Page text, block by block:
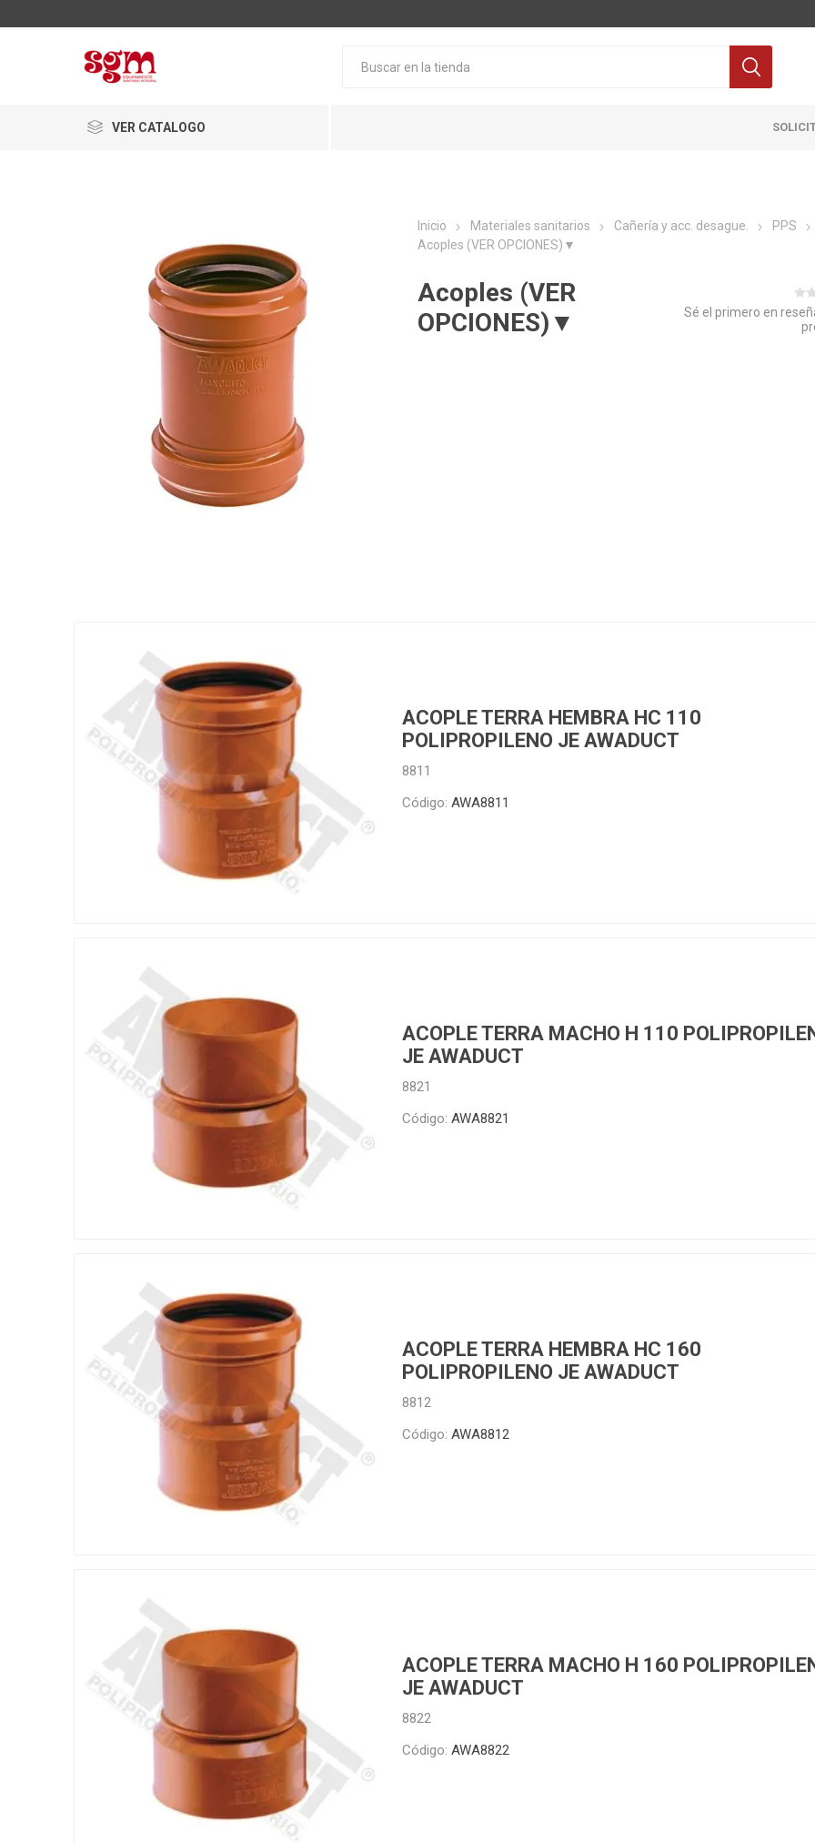
VER CATALOGO
Cocina
Pisos y
ARYART
Inicio Materiales sanitarios Cañería y acc. desague.
PPS
Acoples (VER OPCIONES)▼
Acoples (VER
OPCIONES)▼
Sé el primero en
ACOPLE TERRA HEMBRA HC 110
POLIPROPILENO JE AWADUCT
8811
Código: AWA8811
ACOPLE TERRA MACHO H 110
JE AWADUCT
8821
Código: AWA8821
ACOPLE TERRA HEMBRA HC 160
POLIPROPILENO JE AWADUCT
8812
Código: AWA8812
ACOPLE TERRA MACHO H 160
JE AWADUCT
8822
Código: AWA8822